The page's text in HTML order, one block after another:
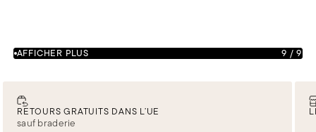
AFFICHER PLUS 9 /9
RETOURS GRATUITS DANS L’UE
sauf braderie